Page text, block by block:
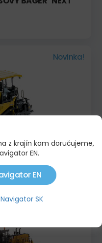
Novinka!
z krajín kam doručujeme,
EN.
EN
SK